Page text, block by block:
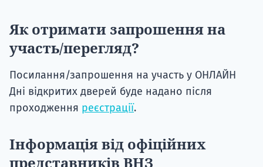
Як отримати запрошення на
участь/перегляд?
Посилання/запрошення на участь у ОНЛАЙН
Дні відкритих дверей буде надано після
проходження реєстрації.
Інформація від офіційних
представників ВНЗ